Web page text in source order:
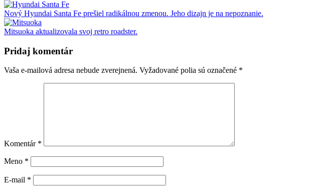
Nový Hyundai Santa Fe prešiel radikálnou zmenou. Jeho dizajn je na nepoznanie.
Mitsuoka aktualizovala svoj retro roadster.
Pridaj komentár
Vaša e-mailová adresa nebude zverejnená. Vyžadované polia sú označené *
Komentár *
Meno *
E-mail *